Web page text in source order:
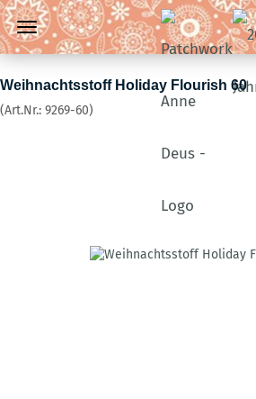
Weihnachtsstoff Holiday Flourish 60
(Art.Nr.: 9269-60)